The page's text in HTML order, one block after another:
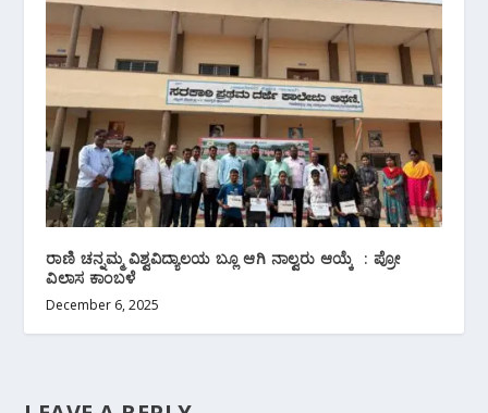
ರಾಣಿ ಚನ್ನಮ್ಮ ವಿಶ್ವವಿದ್ಯಾಲಯ ಬ್ಲೂ ಆಗಿ ನಾಲ್ವರು ಆಯ್ಕೆ : ಪ್ರೋ
ವಿಲಾಸ ಕಾಂಬಳೆ
December 6, 2025